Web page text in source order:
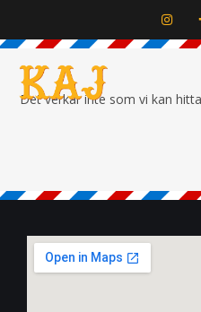
Det verkar inte som vi kan